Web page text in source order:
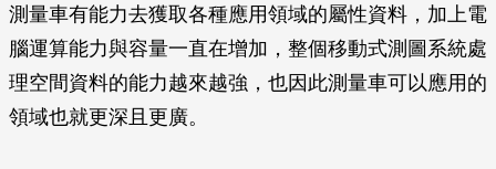
測量車有能力去獲取各種應用領域的屬性資料，加上電
腦運算能力與容量一直在增加，整個移動式測圖系統處
理空間資料的能力越來越強，也因此測量車可以應用的
領域也就更深且更廣。